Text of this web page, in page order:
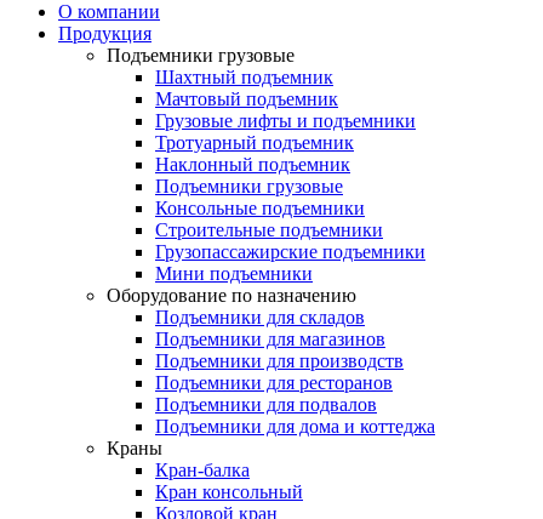
О компании
Продукция
Подъемники грузовые
Шахтный подъемник
Мачтовый подъемник
Грузовые лифты и подъемники
Тротуарный подъемник
Наклонный подъемник
Подъемники грузовые
Консольные подъемники
Строительные подъемники
Грузопассажирские подъемники
Мини подъемники
Оборудование по назначению
Подъемники для складов
Подъемники для магазинов
Подъемники для производств
Подъемники для ресторанов
Подъемники для подвалов
Подъемники для дома и коттеджа
Краны
Кран-балка
Кран консольный
Козловой кран